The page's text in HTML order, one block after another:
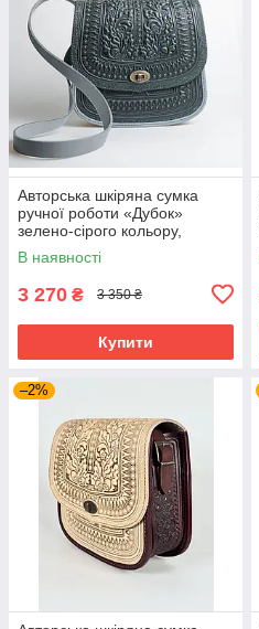
Авторська шкіряна сумка
ручної роботи «Дубок»
зелено-сірого кольору,
25×26×10 см
В наявності
3 270 ₴ 3 350 ₴
Купити
–2%